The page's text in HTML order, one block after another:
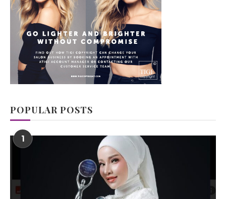
POPULAR POSTS
1